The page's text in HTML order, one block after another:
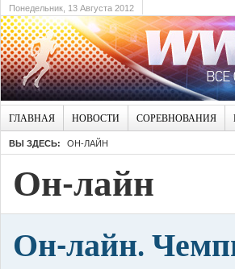
Понедельник, 13 Августа 2012
ГЛАВНАЯ НОВОСТИ СОРЕВНОВАНИЯ
ВЫ ЗДЕСЬ: ОН-ЛАЙН
Он-лайн
Он-лайн.